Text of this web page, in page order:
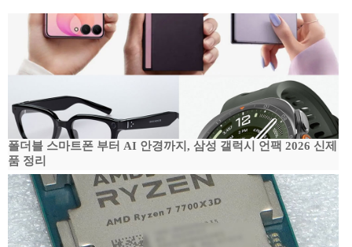
폴더블 스마트폰 부터 AI 안경까지, 삼성 갤럭시 언팩 2026 신제
품 정리